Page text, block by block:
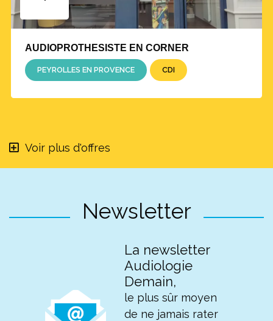
AUDIOPROTHESISTE EN CORNER
PEYROLLES EN PROVENCE CDI
Voir plus d'offres
Newsletter
La newsletter
Audiologie
Demain,
le plus sûr moyen
de ne jamais rater